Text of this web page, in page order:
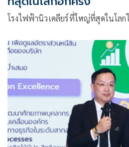
โรงไฟฟ้านิวเคลียร์ที่ใหญ่ที่สุดในโลก